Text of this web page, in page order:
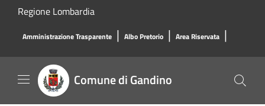
Salta al contenuto principale
Regione Lombardia
Amministrazione Trasparente | Albo Pretorio | Area Riservata |
Comune di Gandino